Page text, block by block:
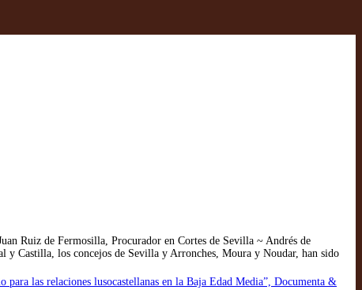
Ruiz de Fermosilla, Procurador en Cortes de Sevilla ~ Andrés de
y Castilla, los concejos de Sevilla y Arronches, Moura y Noudar, han sido
las relaciones lusocastellanas en la Baja Edad Media”, Documenta &